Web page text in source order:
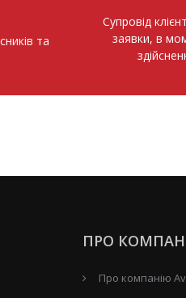
та
Супровід
заявки, в
ПРО
Про компанію